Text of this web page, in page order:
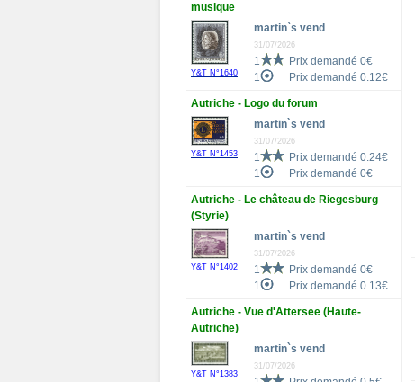
musique
Y&T N°1640
martin`s vend
31/07/2026
1
Prix demandé 0€
1
Prix demandé 0.12€
Autriche - Logo du forum
Y&T N°1453
martin`s vend
31/07/2026
1
Prix demandé 0.24€
1
Prix demandé 0€
Autriche - Le château de Riegesburg
(Styrie)
Y&T N°1402
martin`s vend
31/07/2026
1
Prix demandé 0€
1
Prix demandé 0.13€
Autriche - Vue d'Attersee (Haute-
Autriche)
Y&T N°1383
martin`s vend
31/07/2026